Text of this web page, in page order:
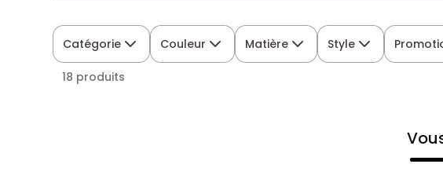
Catégorie Couleur Matière Style
18 produits